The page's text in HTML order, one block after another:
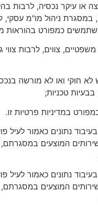
עיקר נכסיה, לרבות
ניהול מו"מ
כמפורט בהוראות
משפטיים, צווים, לרבות
לא חוקי ואו לא מורשה
טכניות;
במדיניות פרטיות זו.
נתונים כאמור לעיל
המוצעים
נתונים כאמור לעיל
המוצעים